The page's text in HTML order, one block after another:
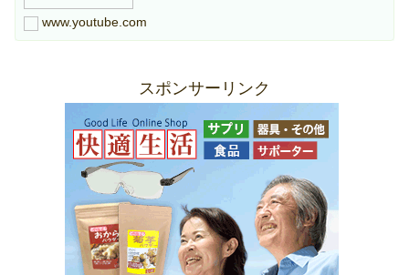
ンネルは個人ブログ『日本史雑学庵』の記事を元
に作成していますので...
www.youtube.com
スポンサーリンク